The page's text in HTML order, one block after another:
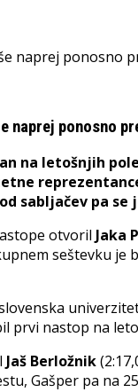
naprej ponosno
na letošnjih
sabljačev pa
otvoril Jaka
seštevku
prvi nastop na
Jaš Berložnik
Gašper pa na